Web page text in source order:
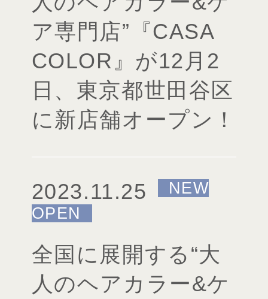
ア専門店”『CASA
COLOR』が12月2
日、東京都世田谷区
に新店舗オープン！
2023.11.25
全国に展開する“大
人のヘアカラー&ケ